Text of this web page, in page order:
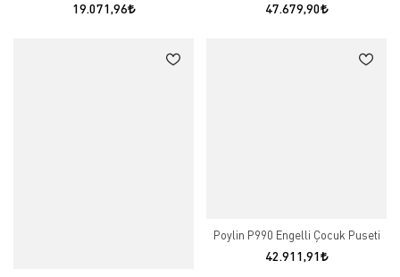
19.071,96 47.679,90
Poylin P990 Engelli Çocuk Puseti
42.911,91